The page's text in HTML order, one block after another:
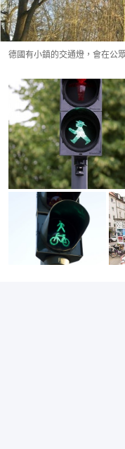
德國有小鎮的交通燈，會在公